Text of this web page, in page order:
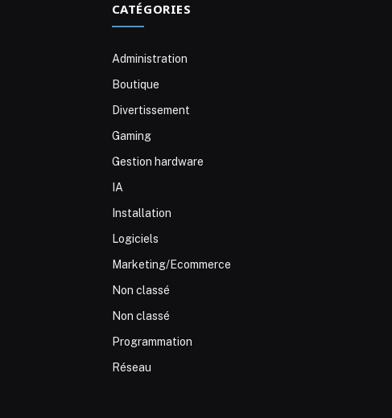
CATÉGORIES
Administration
Boutique
Divertissement
Gaming
Gestion hardware
IA
Installation
Logiciels
Marketing/Ecommerce
Non classé
Non classé
Programmation
Réseau